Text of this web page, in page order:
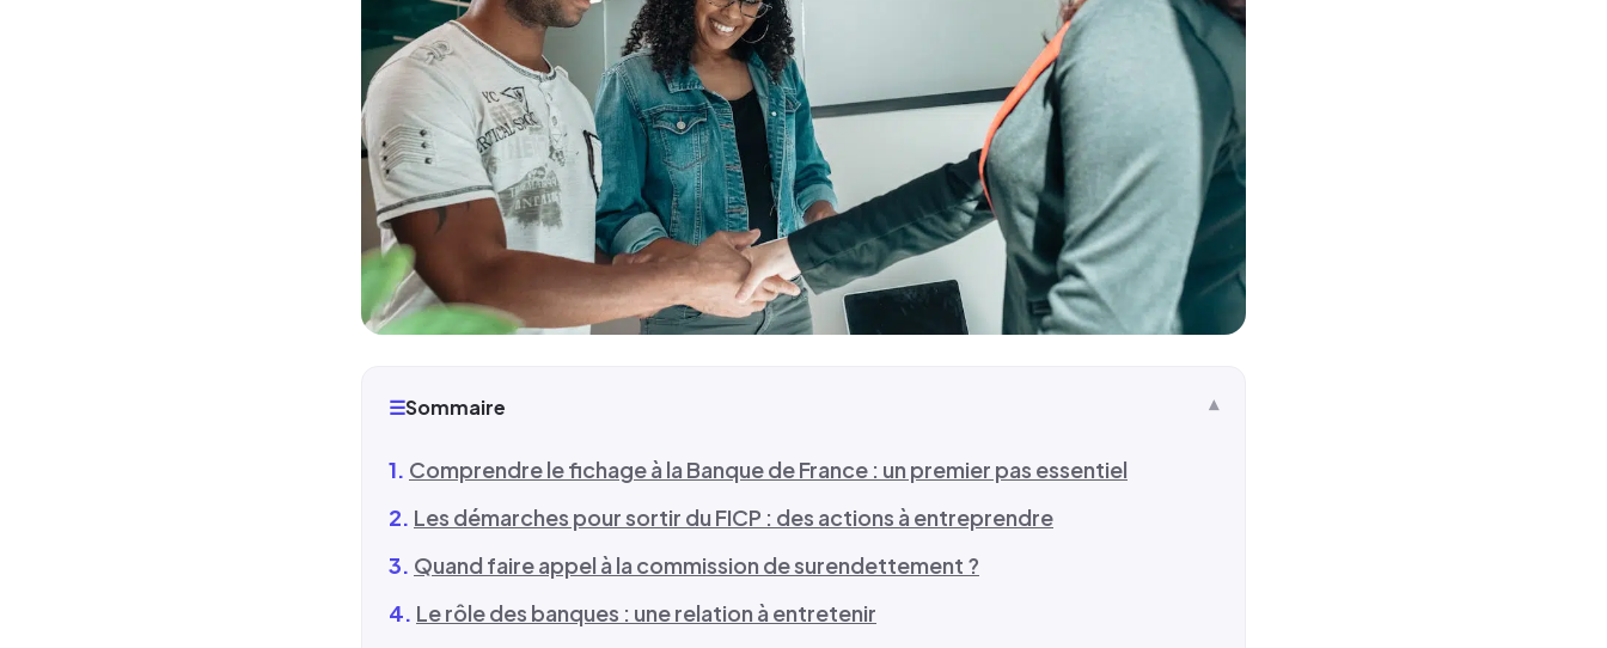
☰Sommaire
Comprendre le fichage à la Banque de France : un premier pas essentiel
Les démarches pour sortir du FICP : des actions à entreprendre
Quand faire appel à la commission de surendettement ?
Le rôle des banques : une relation à entretenir